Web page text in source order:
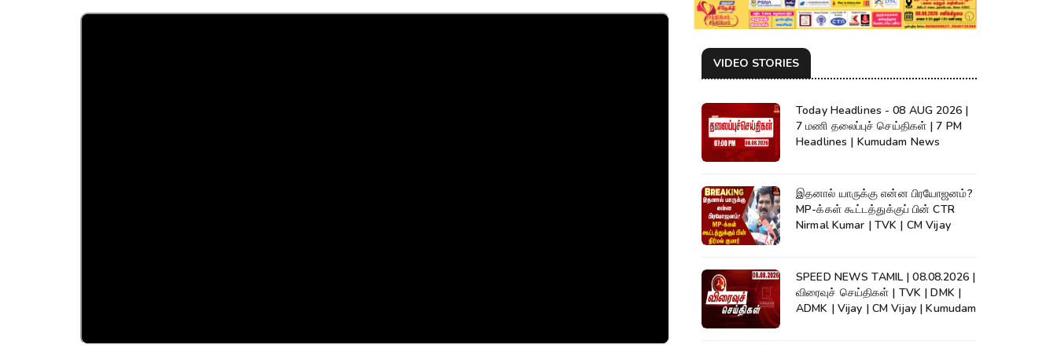
VIDEO STORIES
Today Headlines - 08 AUG 2026 |
7 மணி தலைப்புச் செய்திகள் | 7 PM
Headlines | Kumudam News
இதனால் யாருக்கு என்ன பிரயோஜனம்?
MP-க்கள் கூட்டத்துக்குப் பின் CTR
Nirmal Kumar | TVK | CM Vijay
SPEED NEWS TAMIL | 08.08.2026 |
விரைவுச் செய்திகள் | TVK | DMK |
ADMK | Vijay | CM Vijay | Kumudam